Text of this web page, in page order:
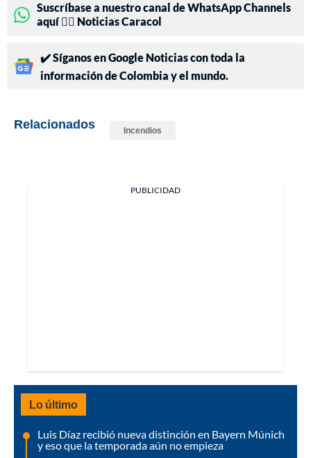
Suscríbase a nuestro canal de WhatsApp Channels
aquí 👉🏻 Noticias Caracol
✔️ Síganos en Google Noticias con toda la
información de Colombia y el mundo.
Relacionados Incendios
PUBLICIDAD
Lo último
Luis Díaz recibió nueva distinción en Bayern Múnich
y eso que la temporada aún no empieza